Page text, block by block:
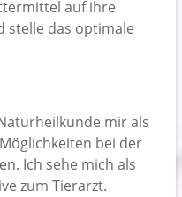
auf ihre
stelle das optimale
mir als
bei der
Ich sehe mich als
zum Tierarzt.